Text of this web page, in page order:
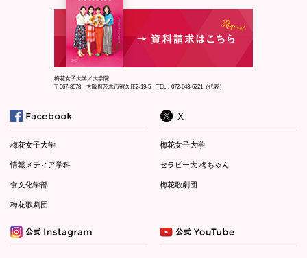
梅花女子大学／大学院
〒567-8578 大阪府茨木市宿久庄2-19-5 TEL：072-643-6221（代表）
梅花女子大学
情報メディア学科
食文化学部
梅花歌劇団
梅花女子大学
セラピー犬 梅ちゃん
梅花歌劇団